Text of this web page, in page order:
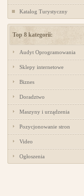
Katalog Turystyczny
Top 8 kategorii:
Audyt Oprogramowania
Sklepy internetowe
Biznes
Doradztwo
Maszyny i urządzenia
Pozycjonowanie stron
Video
Ogłoszenia